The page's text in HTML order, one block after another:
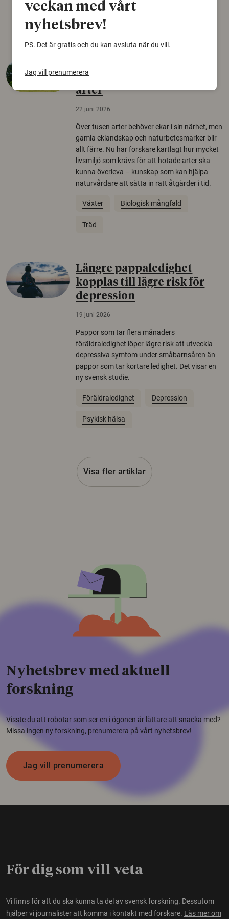
Arkeologi
krävs för att rädda hotade
arter
22 juni 2026
Över tusen arter behöver ekar i sin närhet, men
gamla eklandskap och naturbetesmarker blir
allt färre. Nu har forskare kartlagt hur mycket
livsmiljö som krävs för att hotade arter ska
kunna överleva – kunskap som kan hjälpa
naturvårdare att sätta in rätt åtgärder i tid.
Växter Biologisk mångfald
Träd
Längre pappaledighet
kopplas till lägre risk för
depression
19 juni 2026
Pappor som tar flera månaders
föräldraledighet löper lägre risk att utveckla
depressiva symtom under småbarnsåren än
pappor som tar kortare ledighet. Det visar en
ny svensk studie.
Föräldraledighet Depression
Psykisk hälsa
Visa fler artiklar
Nyhetsbrev med aktuell
forskning
Visste du att robotar som ser en i ögonen är lättare att snacka med?
Missa ingen ny forskning, prenumerera på vårt nyhetsbrev!
Jag vill prenumerera
För dig som vill veta
Vi finns för att du ska kunna ta del av svensk forskning. Dessutom
hjälper vi journalister att komma i kontakt med forskare. Läs mer om
veckan med vårt
nyhetsbrev!
PS. Det är gratis och du kan avsluta när du vill.
Jag vill prenumerera